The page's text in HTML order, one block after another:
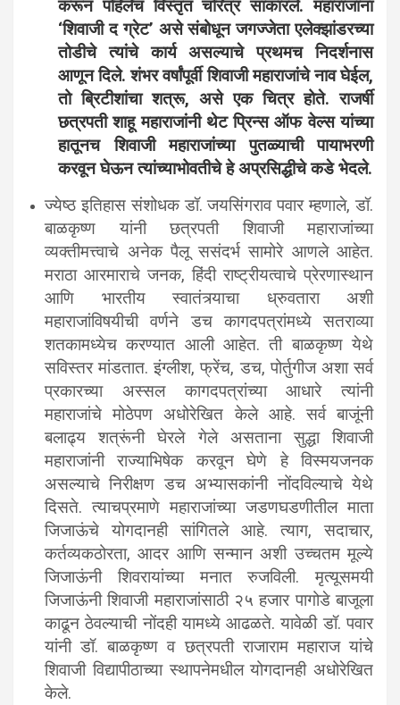
करून पहिलेच विस्तृत चरित्र साकारले. महाराजांना
‘शिवाजी द ग्रेट’ असे संबोधून जगज्जेता एलेक्झांडरच्या
तोडीचे त्यांचे कार्य असल्याचे प्रथमच निदर्शनास
आणून दिले. शंभर वर्षांपूर्वी शिवाजी महाराजांचे नाव घेईल,
तो ब्रिटीशांचा शत्रू, असे एक चित्र होते. राजर्षी
छत्रपती शाहू महाराजांनी थेट प्रिन्स ऑफ वेल्स यांच्या
हातूनच शिवाजी महाराजांच्या पुतळ्याची पायाभरणी
करवून घेऊन त्यांच्याभोवतीचे हे अप्रसिद्धीचे कडे भेदले.
ज्येष्ठ इतिहास संशोधक डॉ. जयसिंगराव पवार म्हणाले, डॉ.
बाळकृष्ण यांनी छत्रपती शिवाजी महाराजांच्या
व्यक्तीमत्त्वाचे अनेक पैलू ससंदर्भ सामोरे आणले आहेत.
मराठा आरमाराचे जनक, हिंदी राष्ट्रीयत्वाचे प्रेरणास्थान
आणि भारतीय स्वातंत्र्याचा ध्रुवतारा अशी
महाराजांविषयीची वर्णने डच कागदपत्रांमध्ये सतराव्या
शतकामध्येच करण्यात आली आहेत. ती बाळकृष्ण येथे
सविस्तर मांडतात. इंग्लीश, फ्रेंच, डच, पोर्तुगीज अशा सर्व
प्रकारच्या अस्सल कागदपत्रांच्या आधारे त्यांनी
महाराजांचे मोठेपण अधोरेखित केले आहे. सर्व बाजूंनी
बलाढ्य शत्रूंनी घेरले गेले असताना सुद्धा शिवाजी
महाराजांनी राज्याभिषेक करवून घेणे हे विस्मयजनक
असल्याचे निरीक्षण डच अभ्यासकांनी नोंदविल्याचे येथे
दिसते. त्याचप्रमाणे महाराजांच्या जडणघडणीतील माता
जिजाऊंचे योगदानही सांगितले आहे. त्याग, सदाचार,
कर्तव्यकठोरता, आदर आणि सन्मान अशी उच्चतम मूल्ये
जिजाऊंनी शिवरायांच्या मनात रुजविली. मृत्यूसमयी
जिजाऊंनी शिवाजी महाराजांसाठी २५ हजार पागोडे बाजूला
काढून ठेवल्याची नोंदही यामध्ये आढळते. यावेळी डॉ. पवार
यांनी डॉ. बाळकृष्ण व छत्रपती राजाराम महाराज यांचे
शिवाजी विद्यापीठाच्या स्थापनेमधील योगदानही अधोरेखित
केले.